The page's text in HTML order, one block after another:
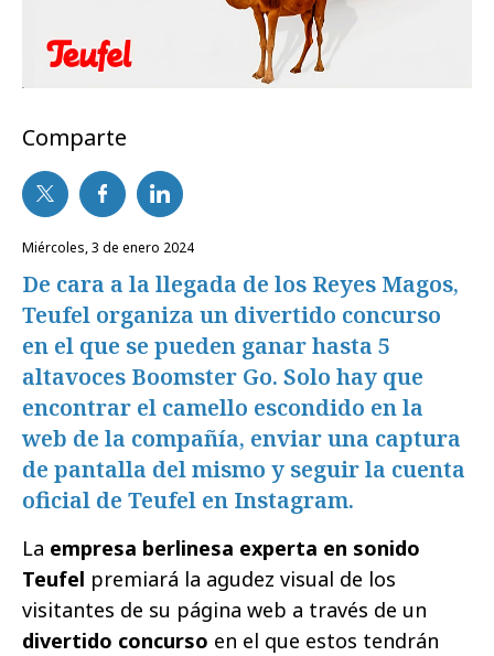
Comparte
miércoles, 3 de enero 2024
De cara a la llegada de los Reyes Magos,
Teufel organiza un divertido concurso
en el que se pueden ganar hasta 5
altavoces Boomster Go. Solo hay que
encontrar el camello escondido en la
web de la compañía, enviar una captura
de pantalla del mismo y seguir la cuenta
oficial de Teufel en Instagram.
La empresa berlinesa experta en sonido
Teufel premiará la agudez visual de los
visitantes de su página web a través de un
divertido concurso en el que estos tendrán